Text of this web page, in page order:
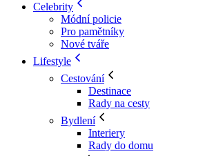
Celebrity
Módní policie
Pro pamětníky
Nové tváře
Lifestyle
Cestování
Destinace
Rady na cesty
Bydlení
Interiery
Rady do domu